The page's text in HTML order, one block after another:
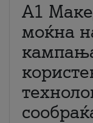
A1
моќна